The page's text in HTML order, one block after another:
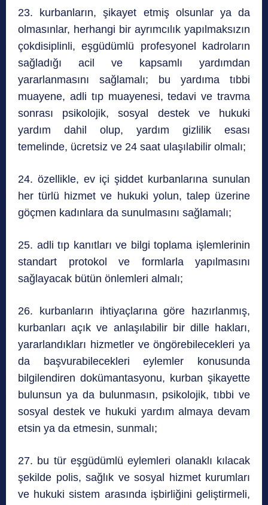
23. kurbanların, şikayet etmiş olsunlar ya da
olmasınlar, herhangi bir ayrımcılık yapılmaksızın
çokdisiplinli, eşgüdümlü profesyonel kadroların
sağladığı acil ve kapsamlı yardımdan
yararlanmasını sağlamalı; bu yardıma tıbbi
muayene, adli tıp muayenesi, tedavi ve travma
sonrası psikolojik, sosyal destek ve hukuki
yardım dahil olup, yardım gizlilik esası
temelinde, ücretsiz ve 24 saat ulaşılabilir olmalı;
24. özellikle, ev içi şiddet kurbanlarına sunulan
her türlü hizmet ve hukuki yolun, talep üzerine
göçmen kadınlara da sunulmasını sağlamalı;
25. adli tıp kanıtları ve bilgi toplama işlemlerinin
standart protokol ve formlarla yapılmasını
sağlayacak bütün önlemleri almalı;
26. kurbanların ihtiyaçlarına göre hazırlanmış,
kurbanları açık ve anlaşılabilir bir dille hakları,
yararlandıkları hizmetler ve öngörebilecekleri ya
da başvurabilecekleri eylemler konusunda
bilgilendiren dokümantasyonu, kurban şikayette
bulunsun ya da bulunmasın, psikolojik, tıbbi ve
sosyal destek ve hukuki yardım almaya devam
etsin ya da etmesin, sunmalı;
27. bu tür eşgüdümlü eylemleri olanaklı kılacak
şekilde polis, sağlık ve sosyal hizmet kurumları
ve hukuki sistem arasında işbirliğini geliştirmeli,